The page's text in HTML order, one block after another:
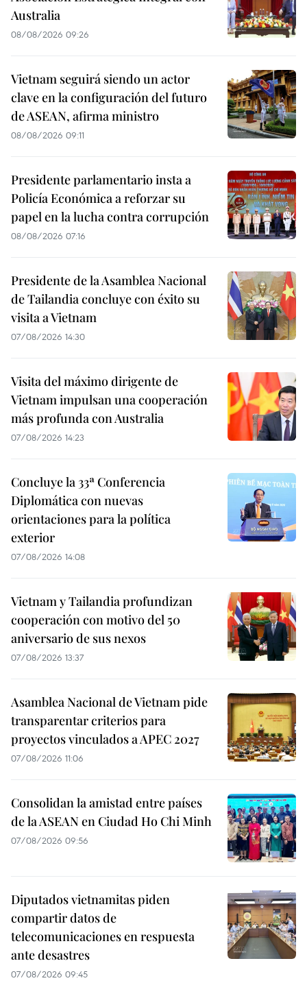
Australia
08/08/2026 09:26
Vietnam seguirá siendo un actor
clave en la configuración del futuro
de ASEAN, afirma ministro
08/08/2026 09:11
Presidente parlamentario insta a
Policía Económica a reforzar su
papel en la lucha contra corrupción
08/08/2026 07:16
Presidente de la Asamblea Nacional
de Tailandia concluye con éxito su
visita a Vietnam
07/08/2026 14:30
Visita del máximo dirigente de
Vietnam impulsan una cooperación
más profunda con Australia
07/08/2026 14:23
Concluye la 33ª Conferencia
Diplomática con nuevas
orientaciones para la política
exterior
07/08/2026 14:08
Vietnam y Tailandia profundizan
cooperación con motivo del 50
aniversario de sus nexos
07/08/2026 13:37
Asamblea Nacional de Vietnam pide
transparentar criterios para
proyectos vinculados a APEC 2027
07/08/2026 11:06
Consolidan la amistad entre países
de la ASEAN en Ciudad Ho Chi Minh
07/08/2026 09:56
Diputados vietnamitas piden
compartir datos de
telecomunicaciones en respuesta
ante desastres
07/08/2026 09:45